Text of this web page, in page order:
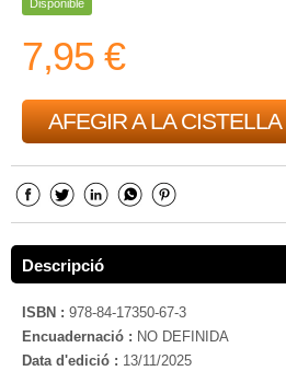
Disponible
7,95 €
AFEGIR A LA CISTELLA
Descripció
ISBN : 978-84-17350-67-3
Encuadernació : NO DEFINIDA
Data d'edició : 13/11/2025